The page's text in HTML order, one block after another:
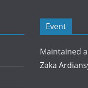
Event
Maintained
Zaka